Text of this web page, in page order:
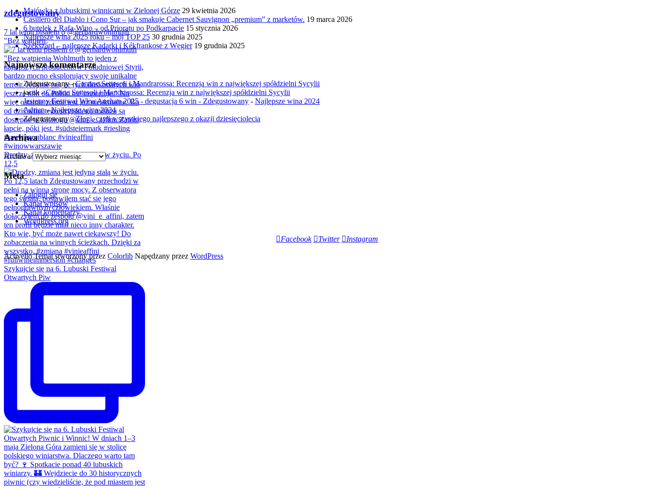
zdegustowany
7 lat temu pisałem o @gerhardwohlmuth
"Bez wątpien
Drodzy, zmiana jest jedyną stałą w życiu. Po
12,5
Szykujcie się na 6. Lubuski Festiwal
Otwartych Piw
Majówka z lubuskimi winnicami w Zielonej Górze 29 kwietnia 2026
Casillero del Diablo i Cono Sur – jak smakuje Cabernet Sauvignon „premium” z marketów. 19 marca 2026
6 butelek z Rafa-Wino – od Prioratu po Podkarpacie 15 stycznia 2026
Najlepsze wina 2025 roku – mój TOP 25 30 grudnia 2025
Szekszárd – najlepsze Kadarki i Kékfrankose z Węgier 19 grudnia 2025
Najnowsze komentarze
Zdegustowany-Cantine Settesoli i Mandrarossa: Recenzja win z największej spółdzielni Sycylii
jacek -Cantine Settesoli i Mandrarossa: Recenzja win z największej spółdzielni Sycylii
Jesienny Festiwal Wina Auchan 2025 - degustacja 6 win - Zdegustowany - Najlepsze wina 2024
Adrian-Najlepsze wina 2024
Zdegustowany-Złogi, czyli wszystkiego najlepszego z okazji dziesięciolecia
Archiwa
Archiwa
Meta
Zaloguj się
Kanał wpisów
Kanał komentarzy
WordPress.org
Facebook Twitter Instagram
Activello Temat stworzony przez Colorlib Napędzany przez WordPress